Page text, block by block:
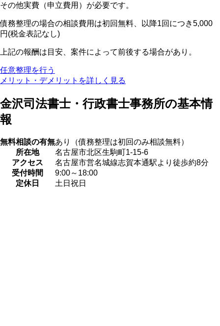
その他実費（申立費用）が必要です。
債務整理の場合の相談費用は初回無料、以降1回につき5,000
円(税金表記なし)
上記の報酬は目安、案件によって前後する場合があり。
任意整理を行う
メリット・デメリットを詳しく見る
金沢司法書士・行政書士事務所の基本情
報
無料相談の有無あり（債務整理は初回のみ相談無料）
所在地
名古屋市北区生駒町1-15-6
アクセス
名古屋市営名城線志賀本通駅より徒歩約8分
受付時間
9:00～18:00
定休日
土日祝日